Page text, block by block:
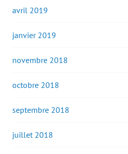
avril 2019
janvier 2019
novembre 2018
octobre 2018
septembre 2018
juillet 2018